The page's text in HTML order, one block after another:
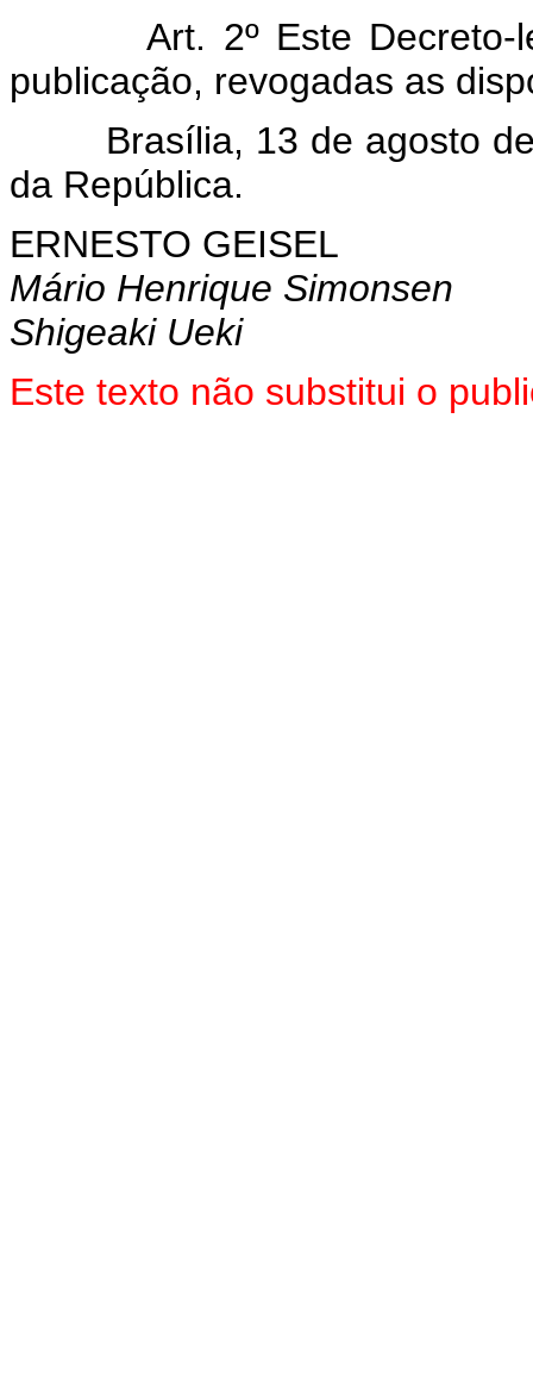
Art. 2º Este
publicação, revogadas as
Brasília, 13 de agosto
da República.
ERNESTO GEISEL
Mário Henrique Simonsen
Shigeaki Ueki
Este texto não substitui o